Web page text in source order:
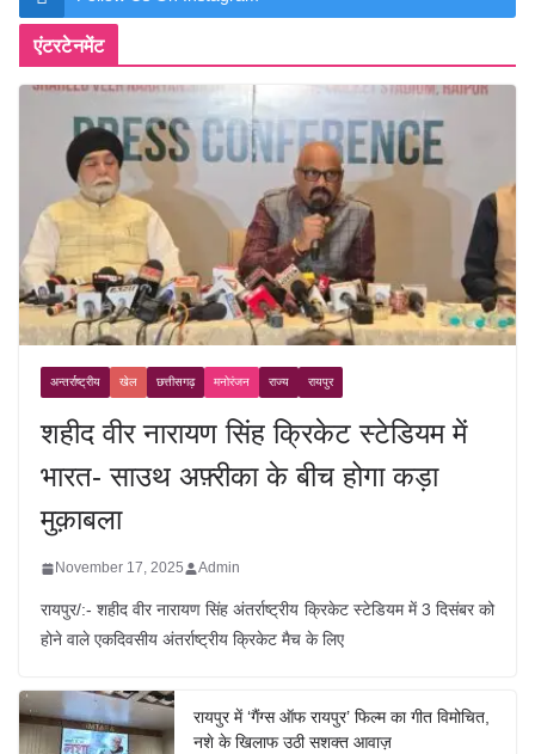
एंटरटेनमेंट
अन्तर्राष्ट्रीय खेल छत्तीसगढ़ मनोरंजन राज्य रायपुर
शहीद वीर नारायण सिंह क्रिकेट स्टेडियम में
भारत- साउथ अफ़्रीका के बीच होगा कड़ा
मुक़ाबला
November 17, 2025 Admin
रायपुर/:- शहीद वीर नारायण सिंह अंतर्राष्ट्रीय क्रिकेट स्टेडियम में 3 दिसंबर को
होने वाले एकदिवसीय अंतर्राष्ट्रीय क्रिकेट मैच के लिए
रायपुर में ‘गैंग्स ऑफ रायपुर’ फिल्म का गीत विमोचित,
नशे के खिलाफ उठी सशक्त आवाज़